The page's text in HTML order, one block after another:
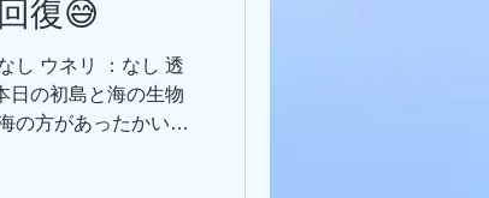
海況動画アップして
復😅
し ウネリ ：なし 透
の初島と海の生物
の方があったかいの